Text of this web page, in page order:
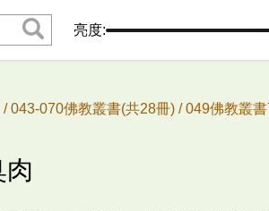
亮度:
/043-070佛教叢書(共28冊) /049佛教叢